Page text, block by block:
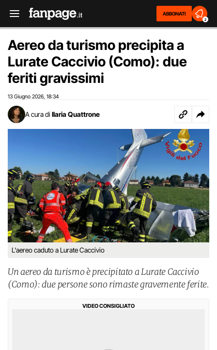
ABBONATI
2
Aereo da turismo precipita a
Lurate Caccivio (Como): due
feriti gravissimi
13 Giugno 2026 18:34
A cura di Ilaria Quattrone
L'aereo caduto a Lurate Caccivio
Un aereo da turismo è precipitato a Lurate Caccivio
(Como): due persone sono rimaste gravemente ferite.
VIDEO CONSIGLIATO